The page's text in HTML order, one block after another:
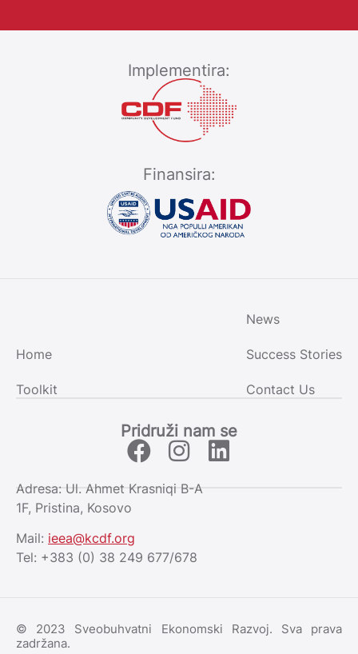
Implementira:
Finansira:
Home
Toolkit
News
Success Stories
Contact Us
Pridruži nam se
Adresa: Ul. Ahmet Krasniqi B-A
1F, Pristina, Kosovo
Mail: ieea@kcdf.org
Tel: +383 (0) 38 249 677/678
© 2023 Sveobuhvatni Ekonomski Razvoj. Sva prava
zadržana.